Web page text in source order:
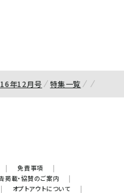
年12月号 特集一覧
| 免責事項
|
掲載・協賛のご案内
|
| オプトアウトについて
|